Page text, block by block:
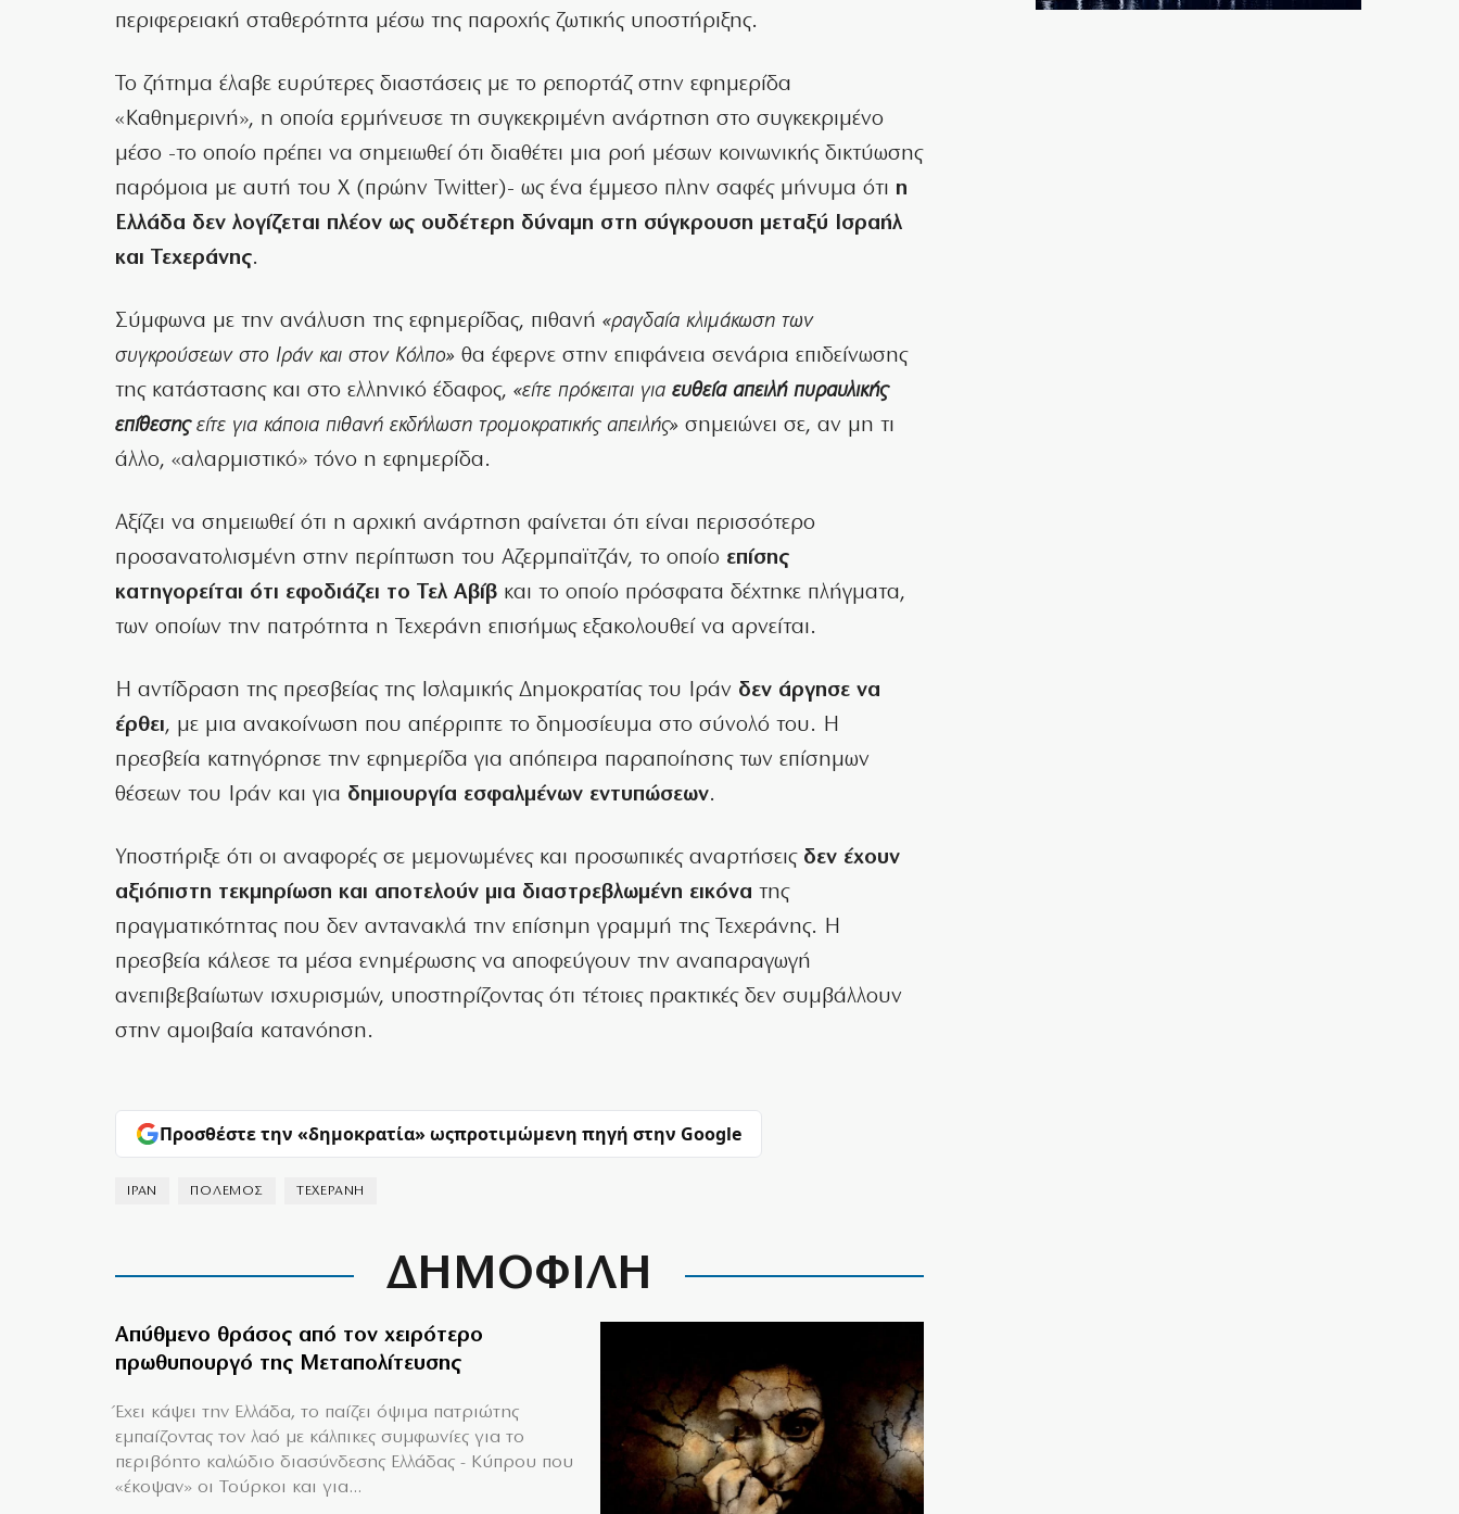
περιφερειακή σταθερότητα μέσω της παροχής ζωτικής υποστήριξης.
Το ζήτημα έλαβε ευρύτερες διαστάσεις με το ρεπορτάζ στην εφημερίδα
«Καθημερινή», η οποία ερμήνευσε τη συγκεκριμένη ανάρτηση στο συγκεκριμένο
μέσο -το οποίο πρέπει να σημειωθεί ότι διαθέτει μια ροή μέσων κοινωνικής δικτύωσης
παρόμοια με αυτή του X (πρώην Twitter)- ως ένα έμμεσο πλην σαφές μήνυμα ότι η
Ελλάδα δεν λογίζεται πλέον ως ουδέτερη δύναμη στη σύγκρουση μεταξύ Ισραήλ
και Τεχεράνης.
Σύμφωνα με την ανάλυση της εφημερίδας, πιθανή «ραγδαία κλιμάκωση των
συγκρούσεων στο Ιράν και στον Κόλπο» θα έφερνε στην επιφάνεια σενάρια επιδείνωσης
της κατάστασης και στο ελληνικό έδαφος, «είτε πρόκειται για ευθεία απειλή πυραυλικής
επίθεσηςείτε για κάποια πιθανή εκδήλωση τρομοκρατικής απειλής» σημειώνει σε, αν μη τι
άλλο, «αλαρμιστικό» τόνο η εφημερίδα.
Αξίζει να σημειωθεί ότι η αρχική ανάρτηση φαίνεται ότι είναι περισσότερο
προσανατολισμένη στην περίπτωση του Αζερμπαϊτζάν, το οποίο επίσης
κατηγορείται ότι εφοδιάζει το Τελ Αβίβ και το οποίο πρόσφατα δέχτηκε πλήγματα,
των οποίων την πατρότητα η Τεχεράνη επισήμως εξακολουθεί να αρνείται.
Η αντίδραση της πρεσβείας της Ισλαμικής Δημοκρατίας του Ιράν δεν άργησε να
έρθει, με μια ανακοίνωση που απέρριπτε το δημοσίευμα στο σύνολό του. Η
πρεσβεία κατηγόρησε την εφημερίδα για απόπειρα παραποίησης των επίσημων
θέσεων του Ιράν και για δημιουργία εσφαλμένων εντυπώσεων.
Υποστήριξε ότι οι αναφορές σε μεμονωμένες και προσωπικές αναρτήσεις δεν έχουν
αξιόπιστη τεκμηρίωση και αποτελούν μια διαστρεβλωμένη εικόνα της
πραγματικότητας που δεν αντανακλά την επίσημη γραμμή της Τεχεράνης. Η
πρεσβεία κάλεσε τα μέσα ενημέρωσης να αποφεύγουν την αναπαραγωγή
ανεπιβεβαίωτων ισχυρισμών, υποστηρίζοντας ότι τέτοιες πρακτικές δεν συμβάλλουν
στην αμοιβαία κατανόηση.
Προσθέστε την «δημοκρατία» ωςπροτιμώμενη πηγή στην Google
ΙΡΑΝ ΠΟΛΕΜΟΣ ΤΕΧΕΡΑΝΗ
ΔΗΜΟΦΙΛΗ
Απύθμενο θράσος από τον χειρότερο
πρωθυπουργό της Μεταπολίτευσης
Έχει κάψει την Ελλάδα, το παίζει όψιμα πατριώτης
εμπαίζοντας τον λαό με κάλπικες συμφωνίες για το
περιβόητο καλώδιο διασύνδεσης Ελλάδας - Κύπρου που
«έκοψαν» οι Τούρκοι και για...
Πυρκαγιές σε Μαρκόπουλο και Κόρινθο